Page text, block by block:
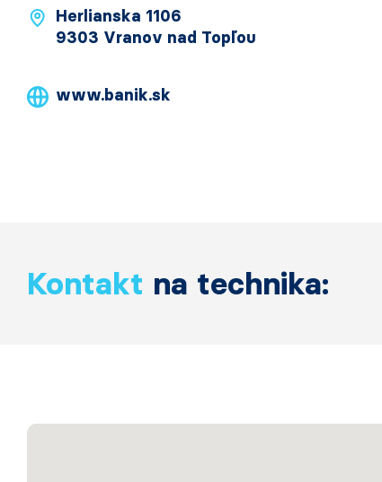
Herlianska 1106
9303 Vranov nad Topľou
www.banik.sk
Kontakt na technika: